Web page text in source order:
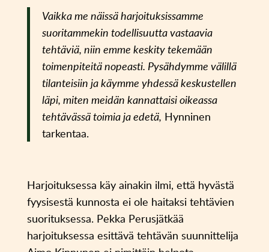
Vaikka me näissä harjoituksissamme
suoritammekin todellisuutta vastaavia
tehtäviä, niin emme keskity tekemään
toimenpiteitä nopeasti. Pysähdymme välillä
tilanteisiin ja käymme yhdessä keskustellen
läpi, miten meidän kannattaisi oikeassa
tehtävässä toimia ja edetä, Hynninen
tarkentaa.
Harjoituksessa käy ainakin ilmi, että hyvästä
fyysisestä kunnosta ei ole haitaksi tehtävien
suorituksessa. Pekka Perusjätkää
harjoituksessa esittävä tehtävän suunnittelija